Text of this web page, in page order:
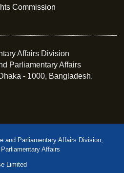
Commission
Affairs Division
Parliamentary Affairs
- 1000, Bangladesh.
and Parliamentary Affairs Division,
Affairs
Limited